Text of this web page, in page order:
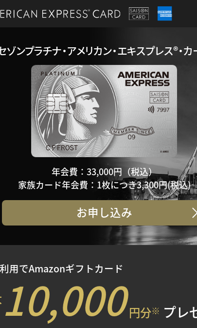
ゾンプラチナ・アメリカン・エキスプレス®・カ
年会費：33,000円（税込）
家族カード年会費：1枚につき3,300円(税込)
お申し込み
用でAmazonギフトカード
10,000 円分※ プレ